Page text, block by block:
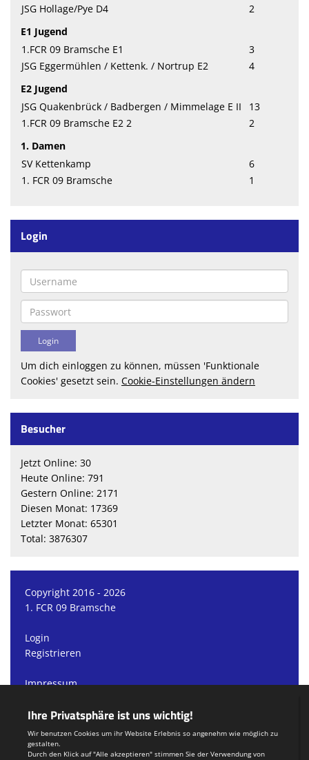
JSG Hollage/Pye D4
2
E1 Jugend
1.FCR 09 Bramsche E1
3
JSG Eggermühlen / Kettenk. / Nortrup E2
4
E2 Jugend
JSG Quakenbrück / Badbergen / Mimmelage E II
13
1.FCR 09 Bramsche E2 2
2
1. Damen
SV Kettenkamp
6
1. FCR 09 Bramsche
1
Login
Um dich einloggen zu können, müssen 'Funktionale
Cookies' gesetzt sein. Cookie-Einstellungen ändern
Besucher
Jetzt Online: 30
Heute Online: 791
Gestern Online: 2171
Diesen Monat: 17369
Letzter Monat: 65301
Total: 3876307
Copyright 2016 - 2026
1. FCR 09 Bramsche
Login
Registrieren
Impressum
Teamsports 2
Dein Sportverein online